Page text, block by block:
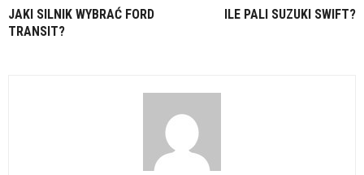
JAKI SILNIK WYBRAĆ FORD
TRANSIT?
ILE PALI SUZUKI SWIFT?